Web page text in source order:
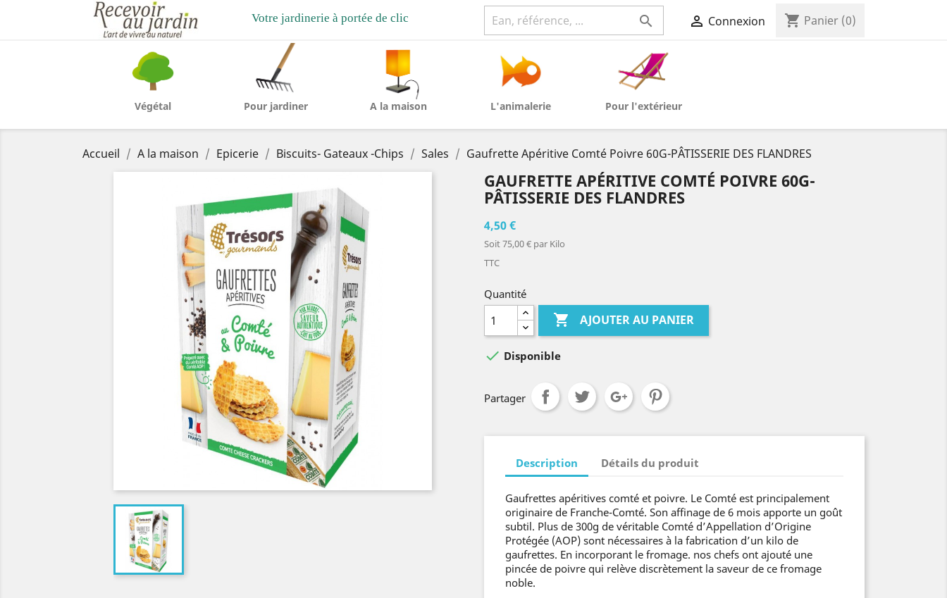
Votre jardinerie à portée de clic   Connexion shopping_cart Panier (0)
Végétal Pour jardiner A la maison L'animalerie Pour l'extérieur
Accueil A la maison Epicerie Biscuits- Gateaux -Chips Sales Gaufrette Apéritive Comté Poivre 60G-PÂTISSERIE DES FLANDRES
GAUFRETTE APÉRITIVE COMTÉ POIVRE 60G-
PÂTISSERIE DES FLANDRES
4,50 €
Soit 75,00 € par Kilo
TTC
Quantité
 AJOUTER AU PANIER
 Disponible
Partager
Description Détails du produit
Gaufrettes apéritives comté et poivre. Le Comté est principalement
originaire de Franche-Comté. Son affinage de 6 mois apporte un goût
subtil. Plus de 300g de véritable Comté d’Appellation d’Origine
Protégée (AOP) sont nécessaires à la fabrication d’un kilo de
gaufrettes. En incorporant le fromage. nos chefs ont ajouté une
pincée de poivre qui relève discrètement la saveur de ce fromage
noble.